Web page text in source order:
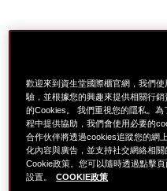
歡迎來到資生堂國際櫃官網，我們
驗，並根據您的興趣來提供相關行
的Cookies。 我們重視您的隱私。
程中提供協助，我們會使用必要的
合作伙伴將透過cookies追蹤您的網
化內容與廣告，並支持社交網絡相
Cookie政策。您可以隨時透過點擊
設置。
COOKIE政策